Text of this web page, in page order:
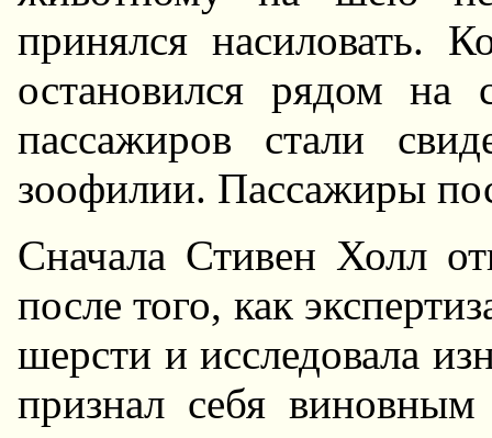
принялся насиловать.
остановился рядом на
пассажиров стали
зоофилии. Пассажиры
Сначала Стивен Холл
после того, как
шерсти и исследовала
признал себя